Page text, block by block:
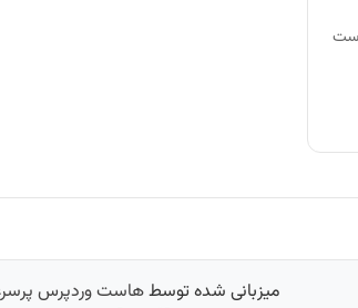
است
میزبانی شده توسطهاست وردپرس